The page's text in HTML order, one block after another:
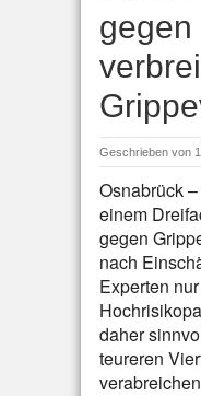
gegen
Geschrieben von
Osnabrück
einem
gegen
nach
Experten
daher
teureren